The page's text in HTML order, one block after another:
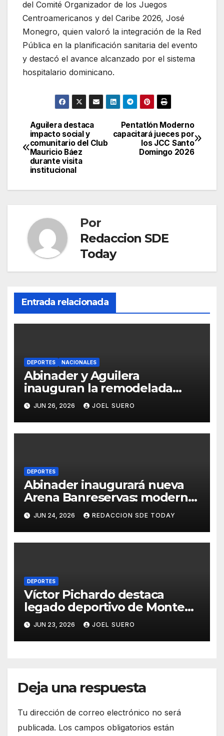
del Comité Organizador de los Juegos
Centroamericanos y del Caribe 2026, José
Monegro, quien valoró la integración de la Red
Pública en la planificación sanitaria del evento
y destacó el avance alcanzado por el sistema
hospitalario dominicano.
Navegación
de
entradas
Pentatlón Moderno
capacitará jueces por
los JCC Santo
Domingo 2026
Aguilera destaca
impacto social y
comunitario del Club
Mauricio Báez
durante visita
institucional
Por
Redaccion SDE
Today
Entrada relacionada
DEPORTES NACIONALES
Abinader y Aguilera
inauguran la remodelada
Arena Banreservas Virgilio
Travieso Soto
JUN 26, 2026 JOEL SUERO
DEPORTES
Abinader inaugurará nueva
Arena Banreservas: moderna
infraestructura deportiva
posiciona a Santo Domingo
para grandes eventos
internacionales
JUN 24, 2026 REDACCION SDE TODAY
DEPORTES
Víctor Pichardo destaca
legado deportivo de Monte
Plata en recorrido de
recibimiento de la antorcha
de los Juegos
JUN 23, 2026 JOEL SUERO
Deja una respuesta
Tu dirección de correo electrónico no será
publicada. Los campos obligatorios están